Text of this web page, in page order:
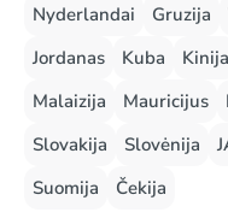
Nyderlandai
Gruzija
Jordanas
Kuba Kinija
Malaizija
Mauricijus
Slovakija
Slovėnija
Suomija
Čekija